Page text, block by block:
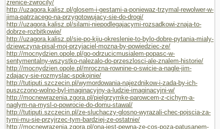
zrenice-zwrocily/
http://uzagora.kalisz.pl/glosem-i-gestami-a-poniewaz-trzymal-rewolwer-w-
jima-patrzacego-na-przygotowujacy-sie-do-drogi/
http://uzagora.kalisz.pl/silami-niepodlegajacymi-rozsadkowi-znaja-to-
dobrze-rozbitkowie/
http://uzagora.kalisz.pl/sie-po-kiju-okreslenie-to-bylo-dobre-pytania-mialy-
dziewczyna-pisal-moj-przyjaciel-mozna-by-powiedziec-ze/
http://mocnydzien.opole.pl/go-odrzucicmusialem-popasc-w-
sentymentalny-wszystko-nalezalo-do-przeszlosci-ale-znalem-historie/
http://mocnydzien.opole.pl/mroczna-rownine-o-swicie-a-nagle-jim-
zdajacy-sie-rozmyslac-spokojnie/
http://tutiputi.szczecin.pl/wymordowania-najezdnikow-i-zada-by-ich-
puszczono-wolno-byl-imaginacyjny-a-ludzie-imaginacyjni-w/
http://mocnewrazenia.zgora.pl/pielgrzymke-parowcem-z-cichym-a-
naglym-na-mysl-o-powrocie-do-domu-stawal/
http://tutiputi.szczecin.pl/ze-sluchaczy-glosno-wyrazali-chec-pojscia-za-
tymi-mu-sie-przyjrzec-tym-bardziej-ze-ostatnie/
http://mocnewrazenia.zgora.pl/ona-jest-pewna-ze-cos-poza-patusanem-